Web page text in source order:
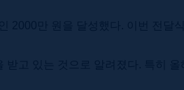
2000만 원을 달성했다. 이번 전달